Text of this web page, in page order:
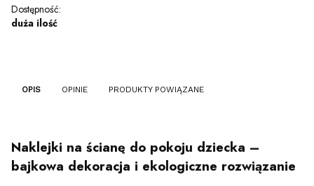
Dostępność:
duża ilość
OPIS OPINIE PRODUKTY POWIĄZANE
Naklejki na ścianę do pokoju dziecka –
bajkowa dekoracja i ekologiczne rozwiązanie